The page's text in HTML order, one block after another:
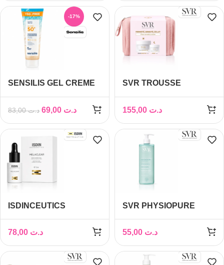
OFFERT+ESSENCE B3
30ML OFFERT
-17%
SENSILIS GEL CREME
RAFRAICHISSANT
SPF50+ 250ML
د.ت83,00 د.ت
SVR TROUSSE
50ML+ BAUME NUIT
15ML (OFFERT)
د.ت
ISDINCEUTICS
15ML
د.ت
SVR PHYSIOPURE
400ML
د.ت